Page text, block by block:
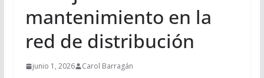
mantenimiento en la
red de distribución
junio 1, 2026 Carol Barragán